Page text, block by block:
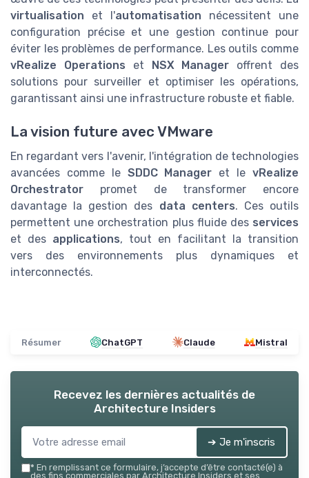
virtualisation et l'automatisation nécessitent une
configuration précise et une gestion continue pour
éviter les problèmes de performance. Les outils comme
vRealize Operations et NSX Manager offrent des
solutions pour surveiller et optimiser les opérations,
garantissant ainsi une infrastructure robuste et fiable.
La vision future avec VMware
En regardant vers l'avenir, l'intégration de technologies
avancées comme le SDDC Manager et levRealize
Orchestrator promet de transformer encore
davantage la gestion des data centers. Ces outils
permettent une orchestration plus fluide des services
et des applications, tout en facilitant la transition
vers des environnements plus dynamiques et
interconnectés.
Résumer ChatGPT Claude Mistral
Recevez les dernières actualités de
Architecture Insiders
➔ Je m'inscris
* En remplissant ce formulaire, j’accepte d’être contacté(e) à
des fins commerciales par Architecture Insiders et ses